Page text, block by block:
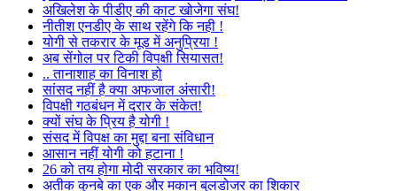
अखिलेश के पीडीए की काट खोजेगा संघ!
नीतीश एनडीए के साथ रहेंगे कि नही !
योगी से तकरार के मूड में अनुप्रिया !
अब सेंगोल पर टिकी विपक्षी सियासत!
.. तानाशाह का विनाश हो
सांसद नहीं है क्या अफजाल अंसारी!
विपक्षी गठबंधन में दरार के संकेत!
क्यों संघ के प्रिय है योगी !
संसद में विपक्ष का मुद्दा बना संविधान
आसान नहीं योगी को हटाना !
26 को तय होगा मोदी सरकार का भविष्य!
अतीक कुनबे का एक और मकान बुलडोजर का शिकार